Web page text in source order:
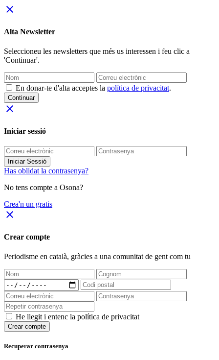
close
Alta Newsletter
Seleccioneu les newsletters que més us interessen i feu clic a
'Continuar'.
En donar-te d'alta acceptes la política de privacitat.
Continuar
close
Iniciar sessió
Iniciar Sessió
Has oblidat la contrasenya?
No tens compte a Osona?
Crea'n un gratis
close
Crear compte
Periodisme en català, gràcies a una comunitat de gent com tu
He llegit i entenc la política de privacitat
Crear compte
Recuperar contrasenya